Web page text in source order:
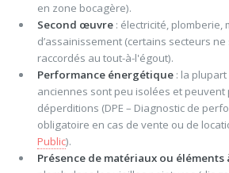
en zone bocagère).
Second œuvre: électricité, plomberie,
d’assainissement (certains secteurs
raccordés au tout-à-l'égout).
Performance énergétique: la plupart
anciennes sont peu isolées et
déperditions (DPE – Diagnostic de
obligatoire en cas de vente ou de
Public).
Présence de matériaux ou éléments